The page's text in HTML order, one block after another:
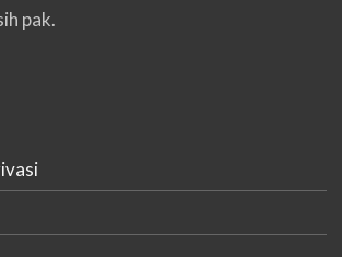
pak.
kualitas ya gan.
udh sampek, kan bru 2 hri
kamu punya viagra, saya